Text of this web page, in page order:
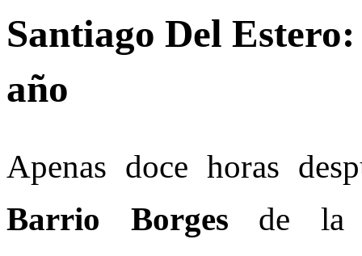
Santiago Del
año
Apenas doce horas
Barrio Borges de la